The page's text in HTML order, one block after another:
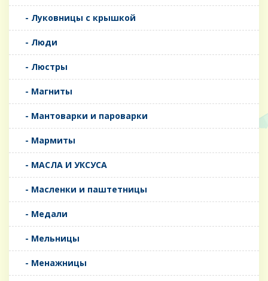
- Луковницы с крышкой
- Люди
- Люстры
- Магниты
- Мантоварки и пароварки
- Мармиты
- МАСЛА И УКСУСА
- Масленки и паштетницы
- Медали
- Мельницы
- Менажницы